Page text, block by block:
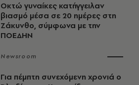
Οκτώ γυναίκες κατήγγειλαν
βιασμό μέσα σε 20 ημέρες στη
Ζάκυνθο, σύμφωνα με την
ΠΟΕΔΗΝ
Newsroom
Για πέμπτη συνεχόμενη χρονιά ο